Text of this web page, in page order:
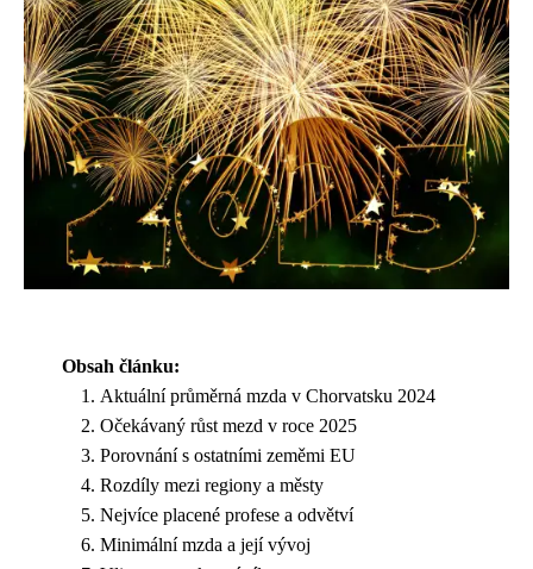
Obsah článku:
Aktuální průměrná mzda v Chorvatsku 2024
Očekávaný růst mezd v roce 2025
Porovnání s ostatními zeměmi EU
Rozdíly mezi regiony a městy
Nejvíce placené profese a odvětví
Minimální mzda a její vývoj